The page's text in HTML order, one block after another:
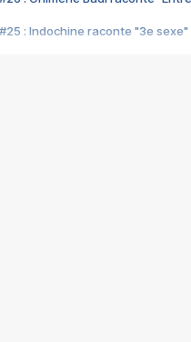
#25 : Indochine raconte "3e sexe"